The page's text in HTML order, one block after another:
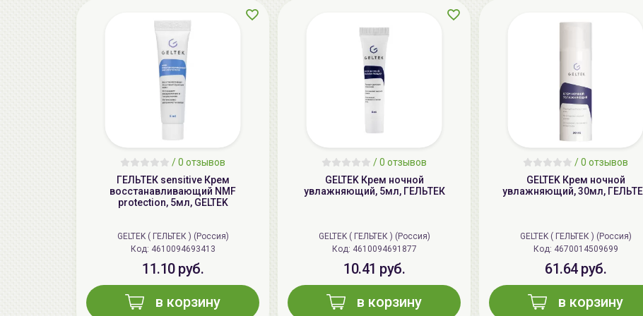
/0 отзывов
ГЕЛЬТЕК sensitive Крем
восстанавливающий NMF
protection, 5мл, GELTEK
GELTEK ( ГЕЛЬТЕК ) (Россия)
Код: 4610094693413
11.10 руб.
в корзину
/0 отзывов
GELTEK Крем ночной
увлажняющий, 5мл, ГЕЛЬТЕК
GELTEK ( ГЕЛЬТЕК ) (Россия)
Код: 4610094691877
10.41 руб.
в корзину
/0 отзывов
GELTEK Крем ночной
увлажняющий, 30мл,
GELTEK ( ГЕЛЬТЕК ) (Россия)
Код: 4670014509699
61.64 руб.
в корзину